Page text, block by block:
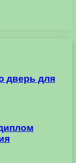
дверь для